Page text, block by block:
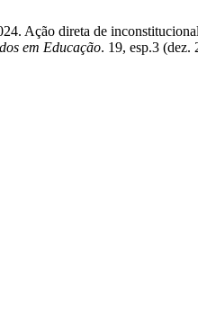
Ação direta de
em Educação. 19, esp.3 (dez.